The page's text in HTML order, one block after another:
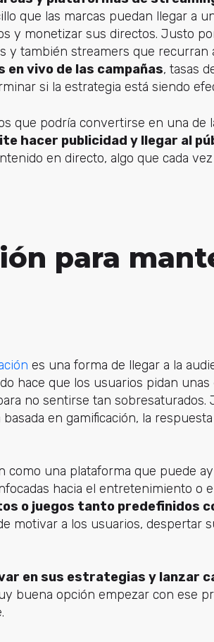
que las marcas puedan llegar a
y monetizar sus directos. Justo
y también streamers que recurran
vivo de las campañas, tasas
si la estrategia está siendo
que podría convertirse en una de
hacer publicidad y llegar al
en directo, algo que cada
para
es una forma de llegar a la
hace que los usuarios pidan unas
no sentirse tan sobresaturados.
en gamificación, la
como una plataforma que puede
hacia el entretenimiento o
o juegos tanto predefinidos
motivar a los usuarios, despertar
en sus estrategias y lanzar
buena opción empezar con ese